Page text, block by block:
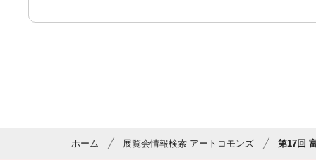
ホーム 展覧会情報検索 アートコモンズ 第17回